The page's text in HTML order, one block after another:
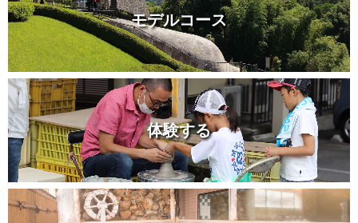
モデルコース
体験する